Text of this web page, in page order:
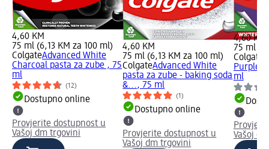
4,60 KM
75 ml (6,13 KM za 100 ml)
ColgateAdvanced White
Charcoal pasta za zube , 75
ml
(12)
Dostupno online
Provjerite dostupnost u
Vašoj dm trgovini
4,60 KM
75 ml (6,13 KM za 100 ml)
ColgateAdvanced White
pasta za zube - baking soda
&..., 75 ml
(1)
Dostupno online
Provjerite dostupnost u
Vašoj dm trgovini
4,60 KM
75 ml
Colgate
Purple
ml
Vašoj